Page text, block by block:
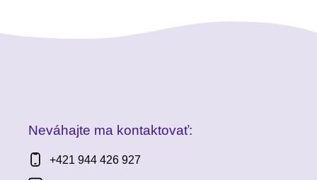
Neváhajte ma kontaktovať:
+421 944 426 927